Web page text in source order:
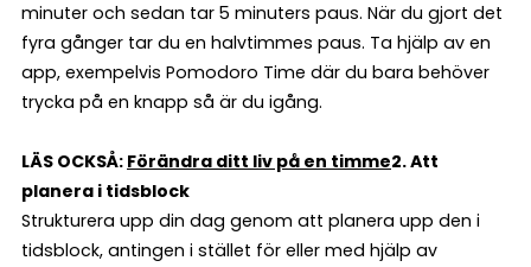
minuter och sedan tar 5 minuters paus. När du gjort det
fyra gånger tar du en halvtimmes paus. Ta hjälp av en
app, exempelvis Pomodoro Time där du bara behöver
trycka på en knapp så är du igång.
LÄS OCKSÅ: Förändra ditt liv på en timme2. Att
planera i tidsblock
Strukturera upp din dag genom att planera upp den i
tidsblock, antingen i stället för eller med hjälp av